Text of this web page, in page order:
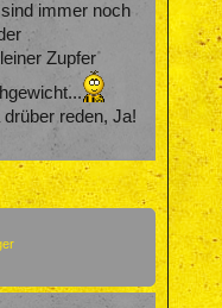
immer noch
Zupfer
reden, Ja!